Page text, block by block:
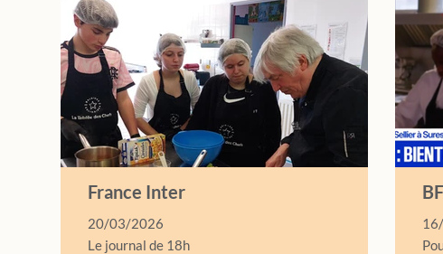
France Inter
20/03/2026
Le journal de 18h